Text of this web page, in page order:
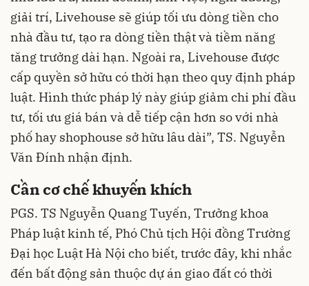
giải trí, Livehouse sẽ giúp tối ưu dòng tiền cho
nhà đầu tư, tạo ra dòng tiền thật và tiềm năng
tăng trưởng dài hạn. Ngoài ra, Livehouse được
cấp quyền sở hữu có thời hạn theo quy định pháp
luật. Hình thức pháp lý này giúp giảm chi phí đầu
tư, tối ưu giá bán và dễ tiếp cận hơn so với nhà
phố hay shophouse sở hữu lâu dài”, TS. Nguyễn
Văn Đính nhận định.
Cần cơ chế khuyến khích
PGS. TS Nguyễn Quang Tuyến, Trưởng khoa
Pháp luật kinh tế, Phó Chủ tịch Hội đồng Trường
Đại học Luật Hà Nội cho biết, trước đây, khi nhắc
đến bất động sản thuộc dự án giao đất có thời